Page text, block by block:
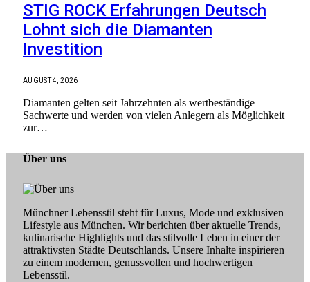
STIG ROCK Erfahrungen Deutsch
Lohnt sich die Diamanten
Investition
AUGUST 4, 2026
Diamanten gelten seit Jahrzehnten als wertbeständige
Sachwerte und werden von vielen Anlegern als Möglichkeit
zur…
Über uns
Münchner Lebensstil steht für Luxus, Mode und exklusiven
Lifestyle aus München. Wir berichten über aktuelle Trends,
kulinarische Highlights und das stilvolle Leben in einer der
attraktivsten Städte Deutschlands. Unsere Inhalte inspirieren
zu einem modernen, genussvollen und hochwertigen
Lebensstil.